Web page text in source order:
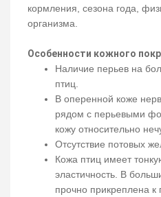
кормления, сезона года,
организма.
Особенности кожного
Наличие перьев на
птиц.
В оперенной коже
рядом с перьевыми
кожу относительно
Отсутствие потовых
Кожа птиц имеет
эластичность. В
прочно прикреплена к